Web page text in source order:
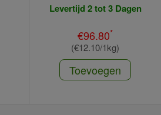
Levertijd 2 tot 3 Dagen
€96.80*
(€12.10/1kg)
Toevoegen